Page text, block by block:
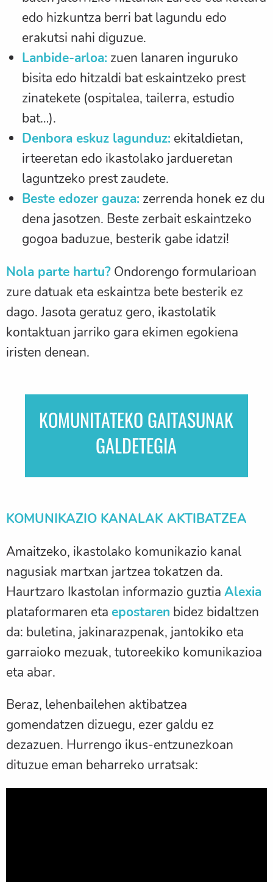
edo hizkuntza berri bat lagundu edo
erakutsi nahi diguzue.
Lanbide-arloa: zuen lanaren inguruko
bisita edo hitzaldi bat eskaintzeko prest
zinatekete (ospitalea, tailerra, estudio
bat…).
Denbora eskuz lagunduz: ekitaldietan,
irteeretan edo ikastolako jardueretan
laguntzeko prest zaudete.
Beste edozer gauza: zerrenda honek ez du
dena jasotzen. Beste zerbait eskaintzeko
gogoa baduzue, besterik gabe idatzi!
Nola parte hartu? Ondorengo formularioan
zure datuak eta eskaintza bete besterik ez
dago. Jasota geratuz gero, ikastolatik
kontaktuan jarriko gara ekimen egokiena
iristen denean.
KOMUNITATEKO GAITASUNAK
GALDETEGIA
KOMUNIKAZIO KANALAK AKTIBATZEA
Amaitzeko, ikastolako komunikazio kanal
nagusiak martxan jartzea tokatzen da.
Haurtzaro Ikastolan informazio guztia Alexia
plataformaren eta epostaren bidez bidaltzen
da: buletina, jakinarazpenak, jantokiko eta
garraioko mezuak, tutoreekiko komunikazioa
eta abar.
Beraz, lehenbailehen aktibatzea
gomendatzen dizuegu, ezer galdu ez
dezazuen. Hurrengo ikus-entzunezkoan
dituzue eman beharreko urratsak: